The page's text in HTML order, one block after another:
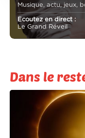
Musique, actu, jeux,
Ecoutez en direct :
Le Grand Réveil
Dans le